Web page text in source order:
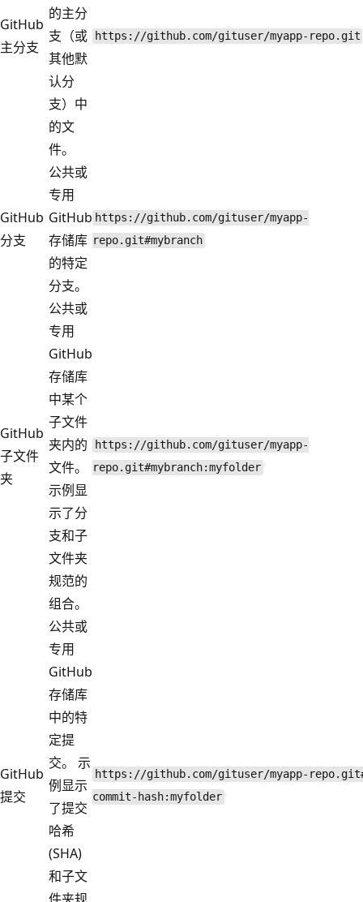
GitHub
主分支
的主分
支（或
其他默
认分
支）中
的文
件。
https://github.com/gituser/myapp-repo.git
GitHub
分支
公共或
专用
GitHub
存储库
的特定
分支。
https://github.com/gituser/myapp-
repo.git#mybranch
GitHub
子文件
夹
公共或
专用
GitHub
存储库
中某个
子文件
夹内的
文件。
示例显
示了分
支和子
文件夹
规范的
组合。
https://github.com/gituser/myapp-
repo.git#mybranch:myfolder
GitHub
提交
公共或
专用
GitHub
存储库
中的特
定提
交。 示
例显示
了提交
哈希
(SHA)
和子文
件夹规
https://github.com/gituser/myapp-
commit-hash:myfolder